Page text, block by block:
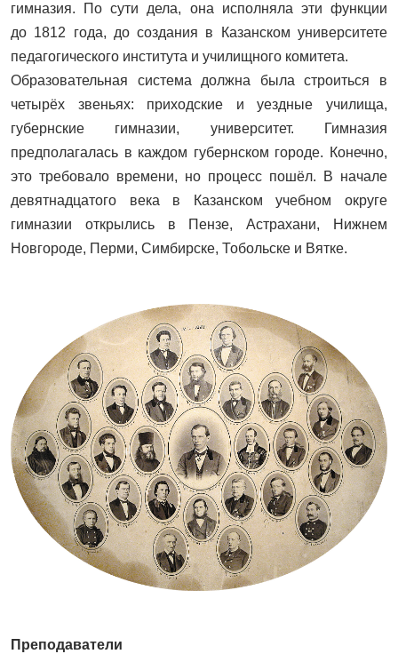
гимназия. По сути дела, она исполняла эти функции
до 1812 года, до создания в Казанском университете
педагогического института и училищного комитета.
Образовательная система должна была строиться в
четырёх звеньях: приходские и уездные училища,
губернские гимназии, университет. Гимназия
предполагалась в каждом губернском городе. Конечно,
это требовало времени, но процесс пошёл. В начале
девятнадцатого века в Казанском учебном округе
гимназии открылись в Пензе, Астрахани, Нижнем
Новгороде, Перми, Симбирске, Тобольске и Вятке.
Преподаватели